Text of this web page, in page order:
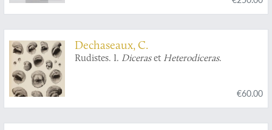
appartenant a la famille des Scalidae et au
Dechaseaux, C.
Rudistes. I. Diceraset Heterodiceras.
€60.00